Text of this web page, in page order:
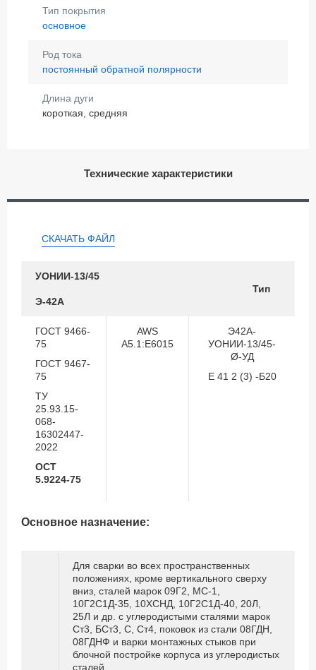
Тип покрытия
основное
Род тока
постоянный обратной полярности
Длина дуги
короткая, средняя
Технические характеристики
СКАЧАТЬ ФАЙЛ
УОНИИ-13/45
Тип
Э-42А
ГОСТ 9466-
75
ГОСТ 9467-
75
ТУ
25.93.15-
068-
16302447-
2022
ОСТ
5.9224-75
AWS
A5.1:E6015
Э42А-
УОНИИ-13/45-
Ø-УД
Е 41 2 (3) -Б20
Основное назначение:
Для сварки во всех пространственных
положениях, кроме вертикального сверху
вниз, сталей марок 09Г2, МС-1,
10Г2С1Д-35, 10ХСНД, 10Г2С1Д-40, 20Л,
25Л и др. с углеродистыми сталями марок
Ст3, БСт3, С, Ст4, поковок из стали 08ГДН,
08ГДНФ и варки монтажных стыков при
блочной постройке корпуса из углеродистых
сталей.